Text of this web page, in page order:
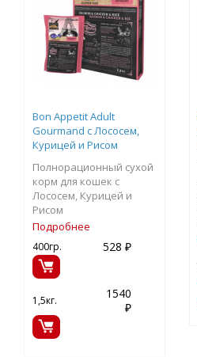
Bon Appetit Adult
Gourmand с Лососем,
Курицей и Рисом
Полнорационный сухой
корм для кошек с
Лососем, Курицей и
Рисом
Подробнее
400гр. 528 ₽
1,5кг.
1540
₽